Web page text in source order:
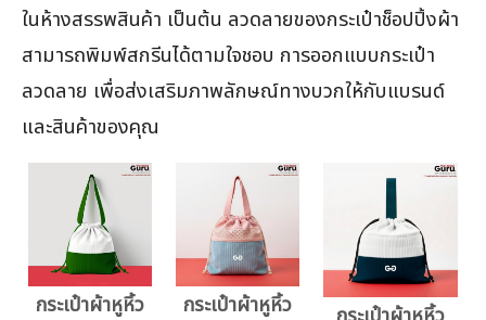
ในห้างสรรพสินค้า เป็นต้น ลวดลายของกระเป๋าช็อปปิ้งผ้า
สามารถพิมพ์สกรีนได้ตามใจชอบ การออกแบบกระเป๋า
ลวดลาย เพื่อส่งเสริมภาพลักษณ์ทางบวกให้กับแบรนด์
และสินค้าของคุณ
กระเป๋าผ้าหูหิ้ว
กระเป๋าผ้าหูหิ้ว